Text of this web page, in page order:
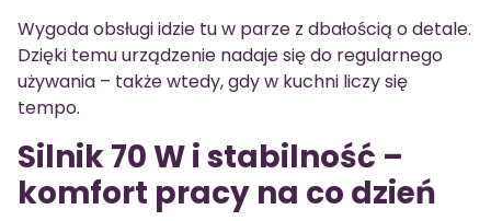
Wygoda obsługi idzie tu w parze z dbałością o detale.
Dzięki temu urządzenie nadaje się do regularnego
używania – także wtedy, gdy w kuchni liczy się
tempo.
Silnik 70 W i stabilność –
komfort pracy na co dzień